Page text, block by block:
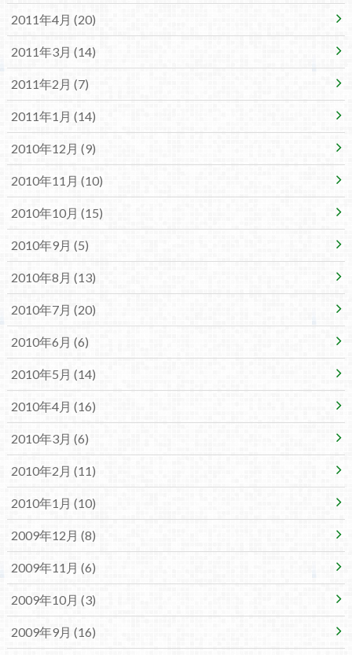
2011年4月 (20)
2011年3月 (14)
2011年2月 (7)
2011年1月 (14)
2010年12月 (9)
2010年11月 (10)
2010年10月 (15)
2010年9月 (5)
2010年8月 (13)
2010年7月 (20)
2010年6月 (6)
2010年5月 (14)
2010年4月 (16)
2010年3月 (6)
2010年2月 (11)
2010年1月 (10)
2009年12月 (8)
2009年11月 (6)
2009年10月 (3)
2009年9月 (16)